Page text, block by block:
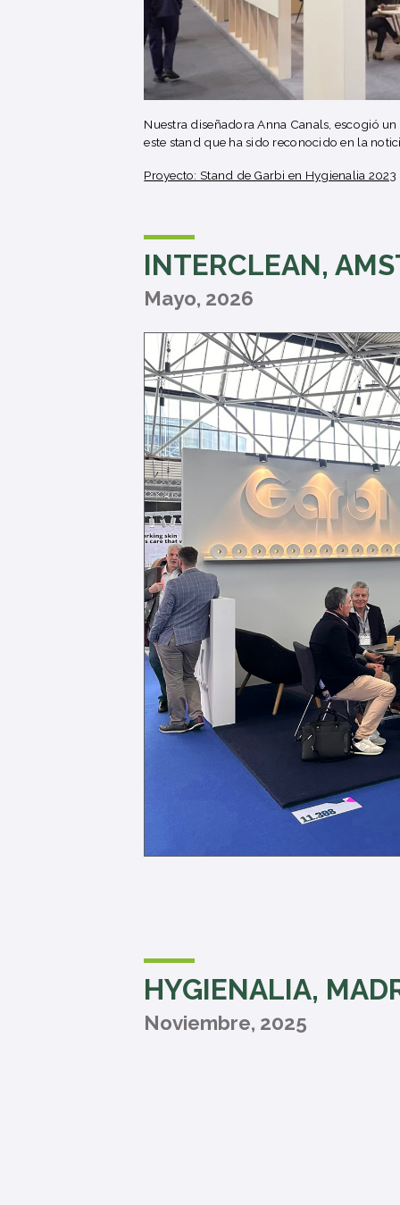
Nuestra diseñadora Anna Canals, escogió
este stand que ha sido reconocido en la
Proyecto: Stand de Garbi en Hygienalia 2023
INTERCLEAN,
Mayo, 2026
HYGIENALIA,
Noviembre, 2025